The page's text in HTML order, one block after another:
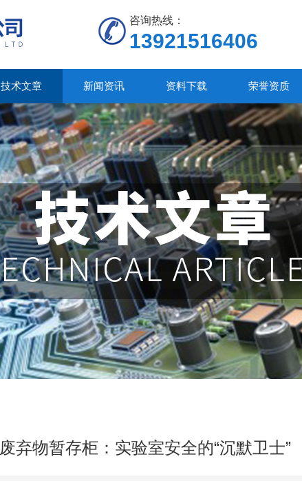
咨询热线：
13921516406
技术文章 新闻资讯 资料下载 荣誉资质
废弃物暂存柜：实验室安全的“沉默卫士”